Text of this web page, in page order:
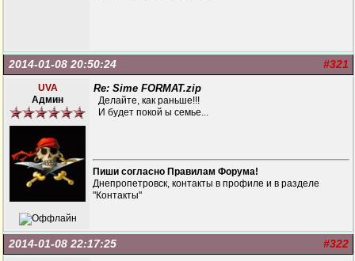
#321
2014-01-08 20:50:24
UVA
Админ
Re: Sime FORMAT.zip
Делайте, как раньше!!!
И будет покой ы семье...
Пиши согласно Правилам Форума!
Днепропетровск, контакты в профиле и в разделе
"Контакты"
#322
2014-01-08 22:17:25